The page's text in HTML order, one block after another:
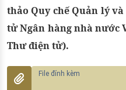
thảo Quy chế Quản lý
tử Ngân hàng nhà nước
Thư điện tử).